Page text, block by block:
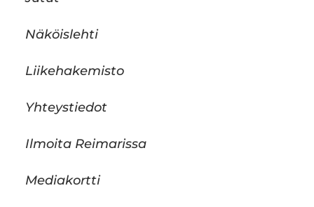
Näköislehti
Liikehakemisto
Yhteystiedot
Ilmoita Reimarissa
Mediakortti